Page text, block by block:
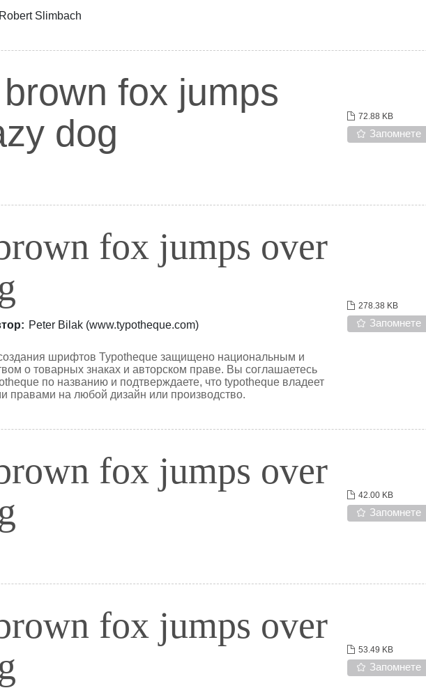
Robert Slimbach
fox jumps
dog
72.88 KB
Запомнете
fox jumps over
Peter Bilak (www.typotheque.com)
шрифтов Typotheque защищено национальным и
о товарных знаках и авторском праве. Вы соглашаетесь
по названию и подтверждаете, что typotheque владеет
правами на любой дизайн или производство.
278.38 KB
Запомнете
fox jumps over
42.00 KB
Запомнете
fox jumps over
53.49 KB
Запомнете